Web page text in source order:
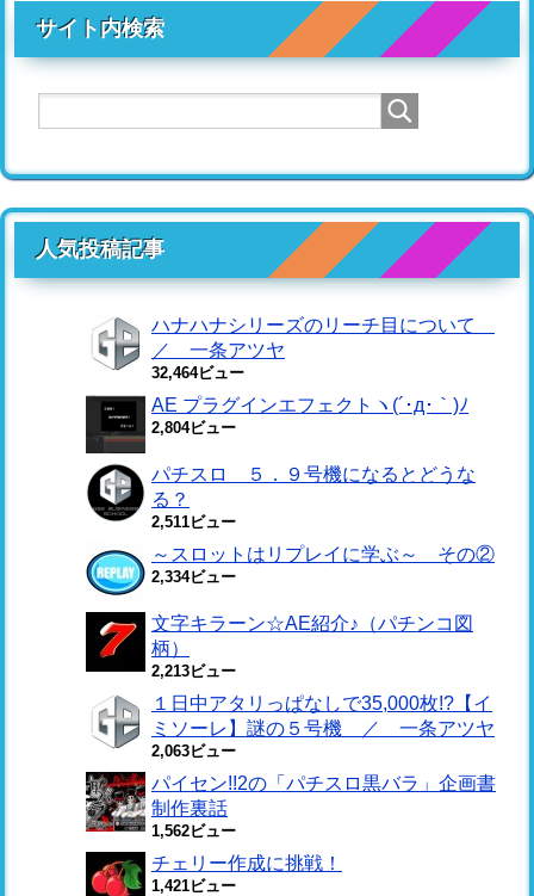
サイト内検索
人気投稿記事
ハナハナシリーズのリーチ目について
／ 一条アツヤ
32,464ビュー
AE プラグインエフェクトヽ(´･д･｀)ﾉ
2,804ビュー
パチスロ ５．９号機になるとどうな
る？
2,511ビュー
～スロットはリプレイに学ぶ～ その②
2,334ビュー
文字キラーン☆AE紹介♪（パチンコ図
柄）
2,213ビュー
１日中アタリっぱなしで35,000枚!?【イ
ミソーレ】謎の５号機 ／ 一条アツヤ
2,063ビュー
パイセン!!2の「パチスロ黒バラ」企画書
制作裏話
1,562ビュー
チェリー作成に挑戦！
1,421ビュー